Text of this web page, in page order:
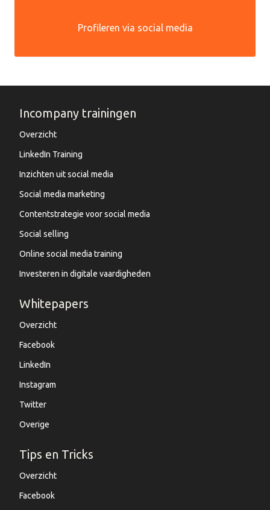
Profileren via social media
Incompany trainingen
Overzicht
LinkedIn Training
Inzichten uit social media
Social media marketing
Contentstrategie voor social media
Social selling
Online social media training
Investeren in digitale vaardigheden
Whitepapers
Overzicht
Facebook
LinkedIn
Instagram
Twitter
Overige
Tips en Tricks
Overzicht
Facebook